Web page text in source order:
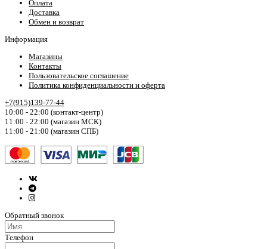
Оплата
Доставка
Обмен и возврат
Информация
Магазины
Контакты
Пользовательское соглашение
Политика конфиденциальности и оферта
+7(915)139-77-44
10:00 - 22:00 (контакт-центр)
11:00 - 22:00 (магазин МСК)
11:00 - 21:00 (магазин СПБ)
Обратный звонок
Телефон